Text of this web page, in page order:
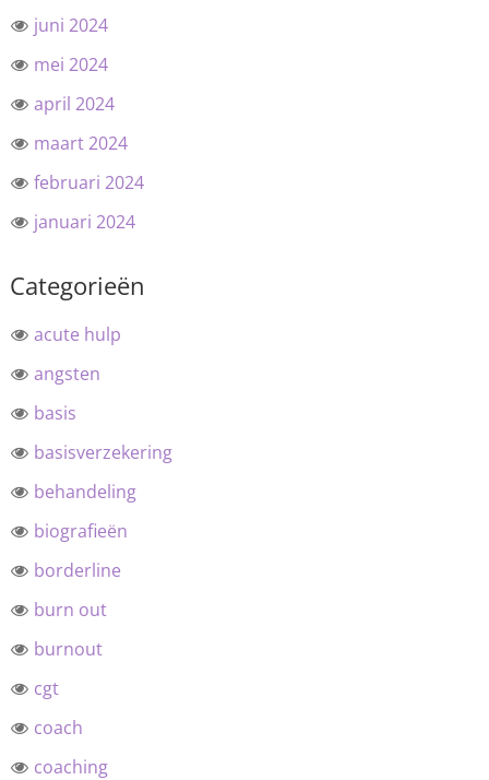
juni 2024
mei 2024
april 2024
maart 2024
februari 2024
januari 2024
Categorieën
acute hulp
angsten
basis
basisverzekering
behandeling
biografieën
borderline
burn out
burnout
cgt
coach
coaching